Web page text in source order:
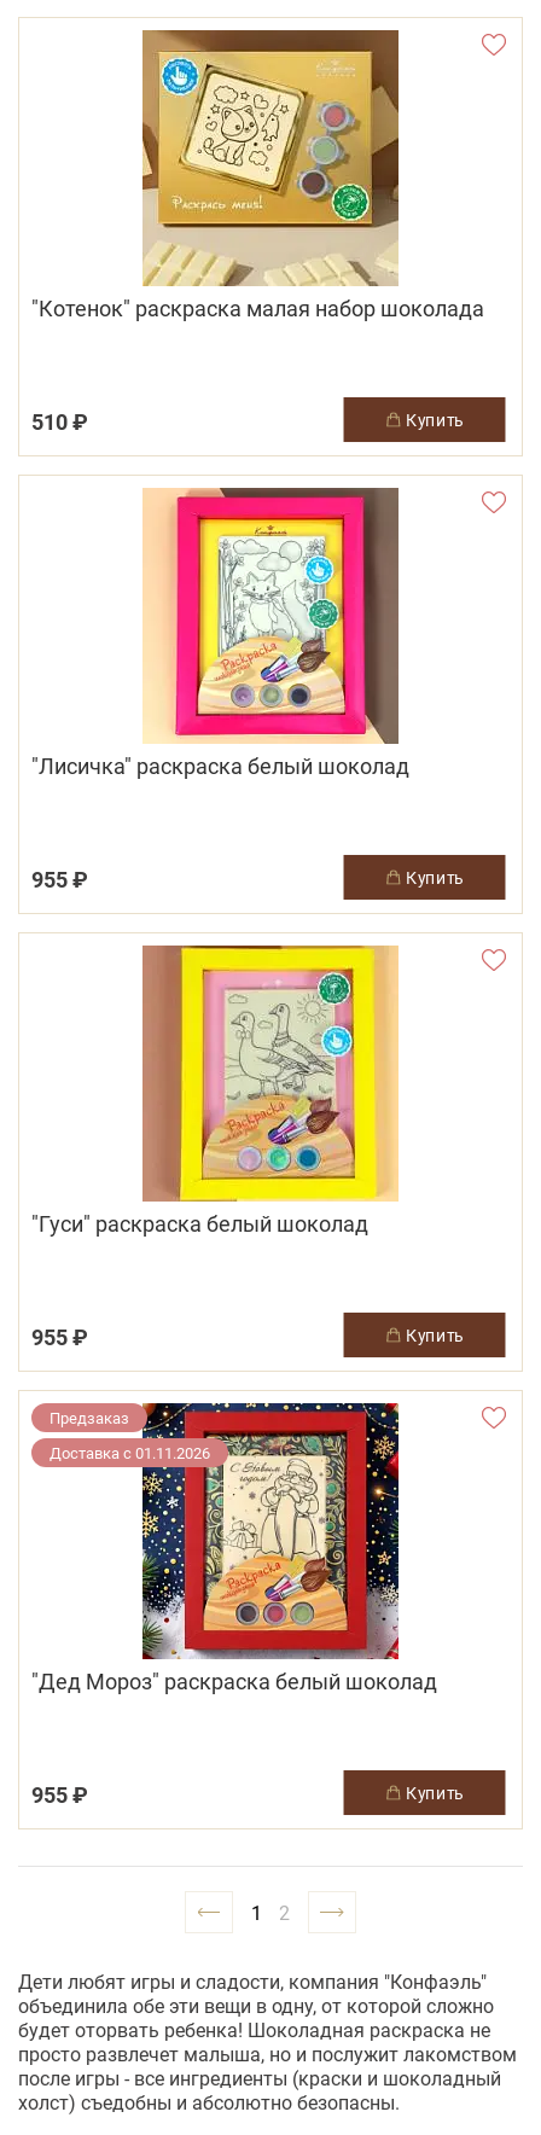
"Котенок" раскраска малая набор шоколада
510 ₽ купить
"Лисичка" раскраска белый шоколад
955 ₽ купить
"Гуси" раскраска белый шоколад
955 ₽ купить
Предзаказ
Доставка с 01.11.2026
"Дед Мороз" раскраска белый шоколад
955 ₽ купить
1 2
Дети любят игры и сладости, компания "Конфаэль"
объединила обе эти вещи в одну, от которой сложно
будет оторвать ребенка! Шоколадная раскраска не
просто развлечет малыша, но и послужит лакомством
после игры - все ингредиенты (краски и шоколадный
холст) съедобны и абсолютно безопасны.